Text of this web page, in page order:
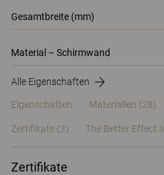
Gesamtbreite (mm)
Material – Schirmwand
Alle Eigenschaften
Eigenschaften Materialien (28)
Zertifikate (3) The Better Effect
Zertifikate